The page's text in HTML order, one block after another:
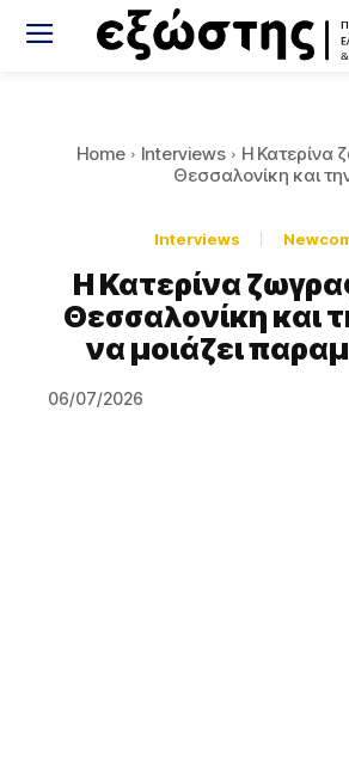
Home Interviews
H Κατερίνα
Θεσσαλονίκη και
Interviews
H Κατερίνα
Θεσσαλονίκη και
να μοιάζει
06/07/2026